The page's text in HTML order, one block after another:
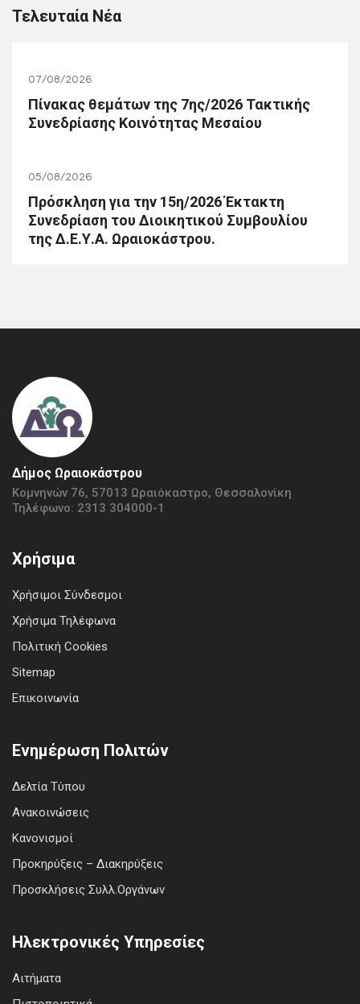
Τελευταία Νέα
07/08/2026
Πίνακας θεμάτων της 7ης/2026 Τακτικής
Συνεδρίασης Κοινότητας Μεσαίου
05/08/2026
Πρόσκληση για την 15η/2026 Έκτακτη
Συνεδρίαση του Διοικητικού Συμβουλίου
της Δ.Ε.Υ.Α. Ωραιοκάστρου.
Δήμος Ωραιοκάστρου
Κομνηνών 76, 57013 Ωραιόκαστρο, Θεσσαλονίκη
Τηλέφωνο: 2313 304000-1
Χρήσιμα
Χρήσιμοι Σύνδεσμοι
Χρήσιμα Τηλέφωνα
Πολιτική Cookies
Sitemap
Επικοινωνία
Ενημέρωση Πολιτών
Δελτία Τύπου
Ανακοινώσεις
Κανονισμοί
Προκηρύξεις – Διακηρύξεις
Προσκλήσεις Συλλ.Οργάνων
Ηλεκτρονικές Υπηρεσίες
Αιτήματα